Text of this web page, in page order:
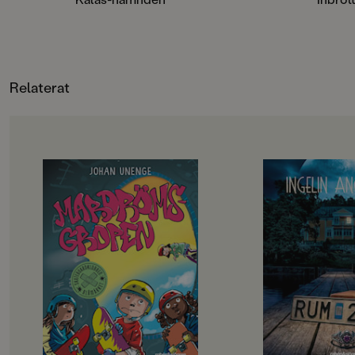
Forsman. De har kort och läsvänlig
Relaterat
OM BOKEN
Rillo och hans kompisar i
Skateboardklubben Blåmärket har
en plan: att bli stans coolaste
skejtare. De har gjort en lista på
svåra skejtgrejer som de måste klara
av, målet är att till sist klara av
Mardrömsgropen, skateparkens
största utmaning. Problemet är
bara att ingen av dem riktigt vågar
… Samtidigt dyker en tjej på
sparkcykel upp i kvarteret. Hon
OM BOKEN
”Välskriven,
och trovärdig”
Dagens Nyheter
Det börjar som en
med bad och sol
men snart börjar
hända. Varför
konstiga saker i
som Meja, Bea och
kollot. Varför
saker på nätterna?